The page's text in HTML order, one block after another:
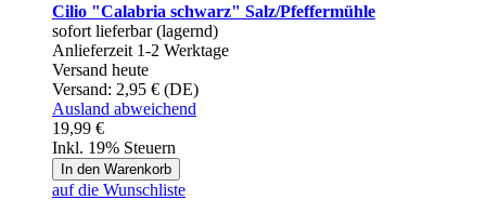
Cilio "Calabria schwarz" Salz/Pfeffermühle
sofort lieferbar (lagernd)
Anlieferzeit 1-2 Werktage
Versand heute
Versand: 2,95 € (DE)
Ausland abweichend
19,99 €
Inkl. 19% Steuern
In den Warenkorb
auf die Wunschliste